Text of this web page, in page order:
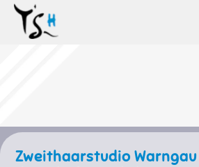
Zweithaarstudio Warngau